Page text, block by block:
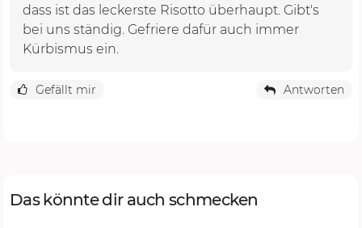
dass ist das leckerste Risotto überhaupt. Gibt's
bei uns ständig. Gefriere dafür auch immer
Kürbismus ein.
Gefällt mir Antworten
Das könnte dir auch schmecken